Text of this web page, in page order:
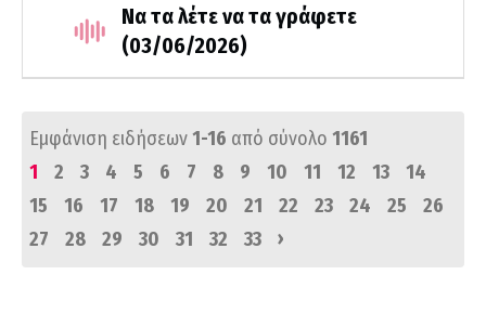
Να τα λέτε να τα γράφετε
(03/06/2026)
Εμφάνιση ειδήσεων1-16 από σύνολο 1161
1
2 3 4 5 6 7 8 9 10 11 12 13
14
15
16 17 18 19 20 21 22 23 24 25
26
27
28 29 30 31 32 33 ›